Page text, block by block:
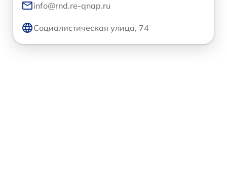
info@rnd.re-qnap.ru
Социалистическая улица, 74